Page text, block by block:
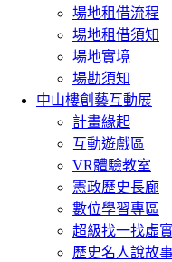
場地租借流程
場地租借須知
場地實境
場勘須知
中山樓創藝互動展
計畫緣起
互動遊戲區
VR體驗教室
憲政歷史長廊
數位學習專區
超級找一找虛
歷史名人說故